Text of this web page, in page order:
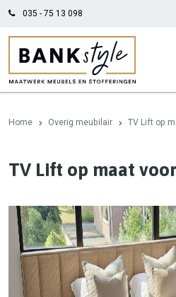
035 - 75 13 098
Home Overig meubilair TV Lift op
TV Lift op maat